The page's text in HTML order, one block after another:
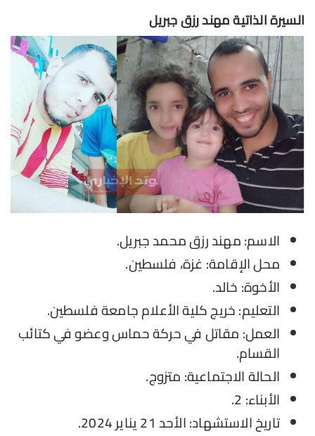
السيرة الذاتية مهند رزق جبريل
الاسم: مهند رزق محمد جبريل.
محل الإقامة: غزة، فلسطين.
الأخوة: خالد.
التعليم: خريج كلية الأعلام جامعة فلسطين.
العمل: مقاتل في حركة حماس وعضو في كتائب
القسام.
الحالة الاجتماعية: متزوج.
الأبناء: 2.
تاريخ الاستشهاد: الأحد 21 يناير 2024.